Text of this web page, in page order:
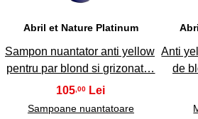
Abril et Nature Platinum
Sampon nuantator anti yellow
pentru par blond si grizonat…
105 ,00
Sampoane nuantatoare
Anti
de